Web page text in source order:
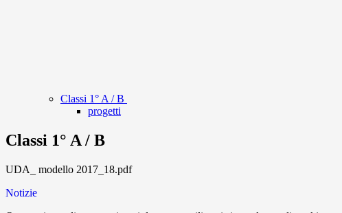
Classi 1° A / B
progetti
Classi 1° A / B
UDA_ modello 2017_18.pdf
Notizie